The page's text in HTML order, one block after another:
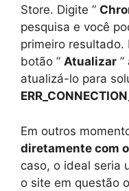
Store. Digite ”
pesquisa e você
primeiro resultado.
botão ” Atualizar ”
atualizá-lo para
Em outros
diretamente com
caso, o ideal seria
o site em questão